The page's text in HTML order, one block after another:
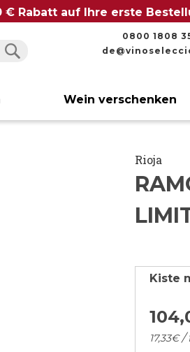
€ Rabatt auf Ihre erste
0800 1808
Wein verschenken
Rioja
Kiste
104,
17,33€/